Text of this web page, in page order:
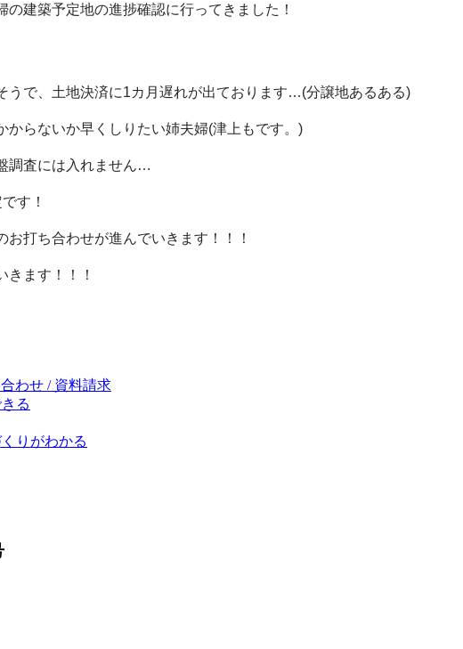
の建築予定地の進捗確認に行ってきました！
うで、土地決済に1カ月遅れが出ております…(分譲地あるある)
からないか早くしりたい姉夫婦(津上もです。)
調査には入れません…
す！
お打ち合わせが進んでいきます！！！
きます！！！
わせ / 資料請求
る
りがわかる